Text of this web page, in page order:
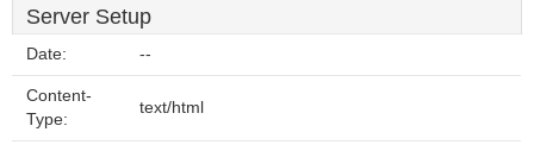
Server Setup
Date: --
Content-
Type:
text/html